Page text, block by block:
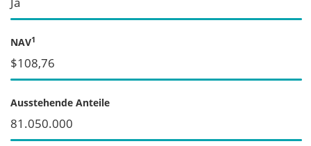
NAV1
$108,76
Ausstehende Anteile
81.050.000